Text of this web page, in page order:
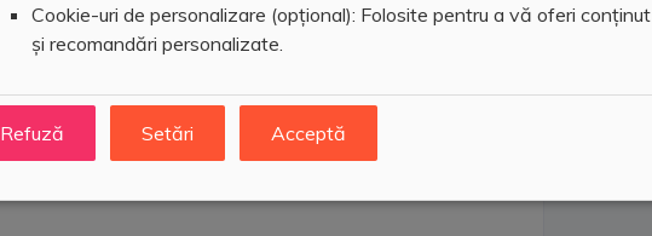
Cookie-uri de personalizare (opțional): Folosite pentru a vă oferi conținut
și recomandări personalizate.
Refuză Setări Acceptă